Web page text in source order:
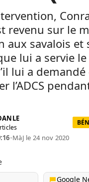
revenu sur le
aux savalois et
lui a servie
lui a
l’ADCS
•MàJ le 24 nov 2020
Google